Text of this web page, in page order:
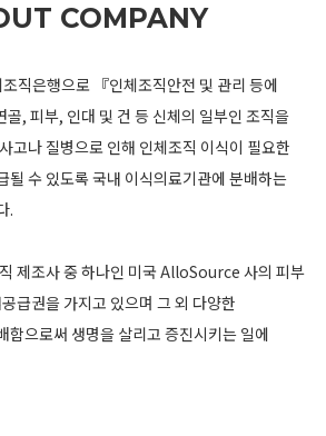
COMPANY
직은행으로 『인체조직안전 및 관리 등에
골, 피부, 인대 및 건 등 신체의 일부인 조직을
고나 질병으로 인해 인체조직 이식이 필요한
될 수 있도록 국내 이식의료기관에 분배하는
.
제조사 중 하나인 미국 AlloSource 사의 피부
급권을 가지고 있으며 그 외 다양한
함으로써 생명을 살리고 증진시키는 일에